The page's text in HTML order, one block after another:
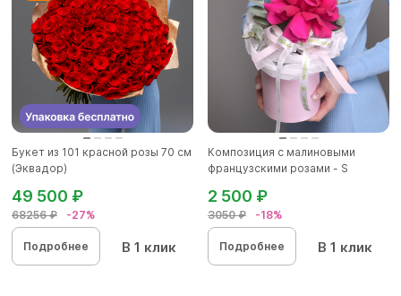
Букет из 101 красной розы 70 см
(Эквадор)
68256 ₽ -27%
49 500 ₽
Подробнее В 1 клик
Композиция с малиновыми
французскими розами - S
3050 ₽ -18%
2 500 ₽
Подробнее В 1 клик